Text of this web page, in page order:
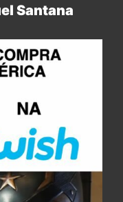
Santana